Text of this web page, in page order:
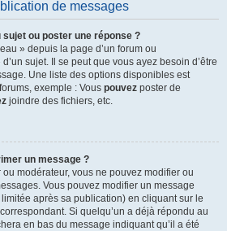
de messages
ou poster une réponse ?
» depuis la page d’un forum ou
sujet. Il se peut que vous ayez besoin d’être
Une liste des options disponibles est
exemple : Vous pouvez poster de
joindre des fichiers, etc.
un message ?
modérateur, vous ne pouvez modifier ou
Vous pouvez modifier un message
après sa publication) en cliquant sur le
Si quelqu’un a déjà répondu au
en bas du message indiquant qu’il a été